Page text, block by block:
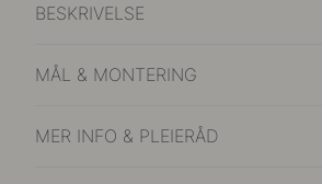
BESKRIVELSE
MÅL & MONTERING
MER INFO & PLEIERÅD